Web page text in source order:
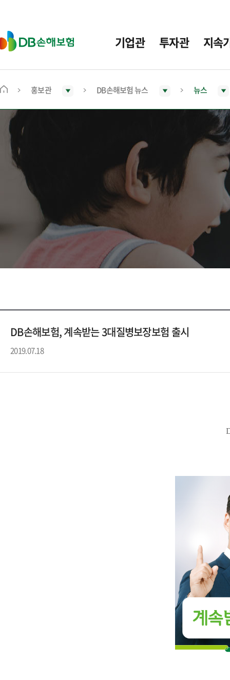
D
B
보
기업관 투자관 지속
메
홍보관 DB손해보험 뉴스 뉴스
DB손해보험, 계속받는 3대질병보장보험 출시
2019.07.18